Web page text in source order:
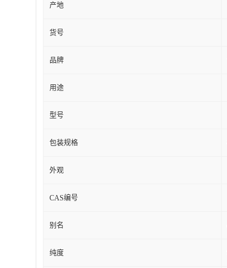
产地
货号
品牌
用途
型号
包装规格
外观
CAS编号
别名
纯度